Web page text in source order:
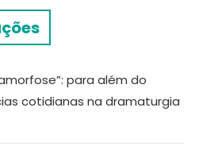
para além do
cotidianas na dramaturgia